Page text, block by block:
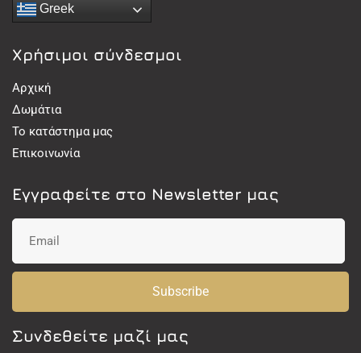
Greek
Χρήσιμοι σύνδεσμοι
Αρχική
Δωμάτια
Το κατάστημα μας
Επικοινωνία
Εγγραφείτε στο Newsletter μας
Subscribe
Συνδεθείτε μαζί μας